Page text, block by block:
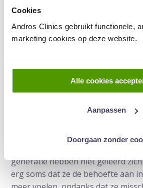
Cookies
Andros Clinics gebruikt functionele,
marketing cookies op deze website.
Alle cookies
Aanpassen
Doorgaan zonder
medicijnen. “Daar kunnen artsen
Daarnaast kunnen andere zaken
Vereniging Relatie en
vragen zich af of de ander er nog
De behoefte aan steun is juist dan
generatie hebben niet geleerd
erg soms dat ze de behoefte aan